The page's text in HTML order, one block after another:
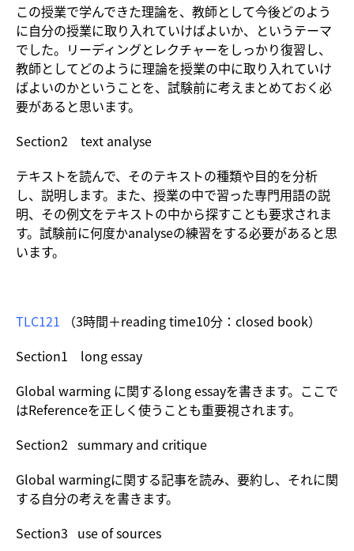
この授業で学んできた理論を、教師として今後どのよう
に自分の授業に取り入れていけばよいか、というテーマ
でした。リーディングとレクチャーをしっかり復習し、
教師としてどのように理論を授業の中に取り入れていけ
ばよいのかということを、試験前に考えまとめておく必
要があると思います。
Section2 text analyse
テキストを読んで、そのテキストの種類や目的を分析
し、説明します。また、授業の中で習った専門用語の説
明、その例文をテキストの中から探すことも要求されま
す。試験前に何度かanalyseの練習をする必要があると思
います。
TLC121 （3時間＋reading time10分：closed book）
Section1 long essay
Global warming に関するlong essayを書きます。ここで
はReferenceを正しく使うことも重要視されます。
Section2 summary and critique
Global warmingに関する記事を読み、要約し、それに関
する自分の考えを書きます。
Section3 use of sources